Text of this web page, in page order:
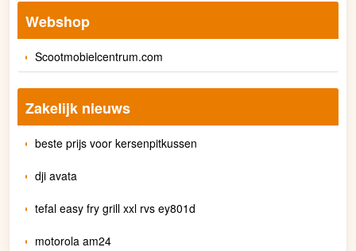
Webshop
Scootmobielcentrum.com
Zakelijk nieuws
beste prijs voor kersenpitkussen
dji avata
tefal easy fry grill xxl rvs ey801d
motorola am24